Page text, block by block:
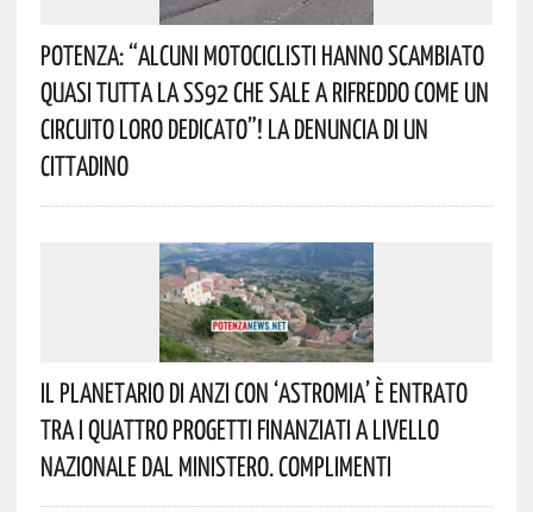
Potenza: “alcuni Motociclisti Hanno Scambiato
Quasi Tutta La SS92 Che Sale A Rifreddo Come Un
Circuito Loro Dedicato”! La Denuncia Di Un
Cittadino
Il Planetario Di Anzi Con ‘Astromia’ È Entrato
Tra I Quattro Progetti Finanziati A Livello
Nazionale Dal Ministero. Complimenti